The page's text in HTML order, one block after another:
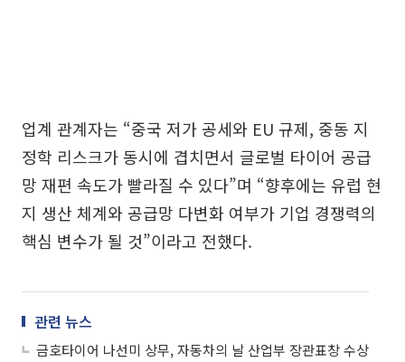
업계 관계자는 “중국 저가 공세와 EU 규제, 중동 지
정학 리스크가 동시에 겹치면서 글로벌 타이어 공급
망 재편 속도가 빨라질 수 있다”며 “향후에는 유럽 현
지 생산 체계와 공급망 다변화 여부가 기업 경쟁력의
핵심 변수가 될 것”이라고 전했다.
관련 뉴스
금호타이어 나선미 상무, 자동차의 날 산업부 장관표창 수상